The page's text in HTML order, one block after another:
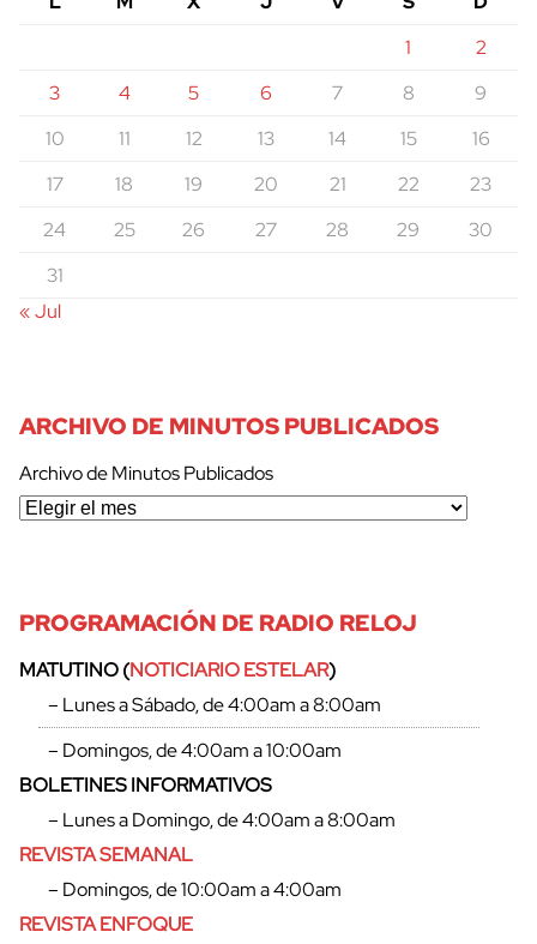
1
2
3
4 5 6 7 8
9
10
11 12 13 14 15
16
17
18 19 20 21 22
23
24
25 26 27 28 29
30
31
« Jul
ARCHIVO DE MINUTOS PUBLICADOS
Archivo de Minutos Publicados
PROGRAMACIÓN DE RADIO RELOJ
MATUTINO (NOTICIARIO ESTELAR)
– Lunes a Sábado, de 4:00am a 8:00am
– Domingos, de 4:00am a 10:00am
BOLETINES INFORMATIVOS
– Lunes a Domingo, de 4:00am a 8:00am
REVISTA SEMANAL
– Domingos, de 10:00am a 4:00am
REVISTA ENFOQUE